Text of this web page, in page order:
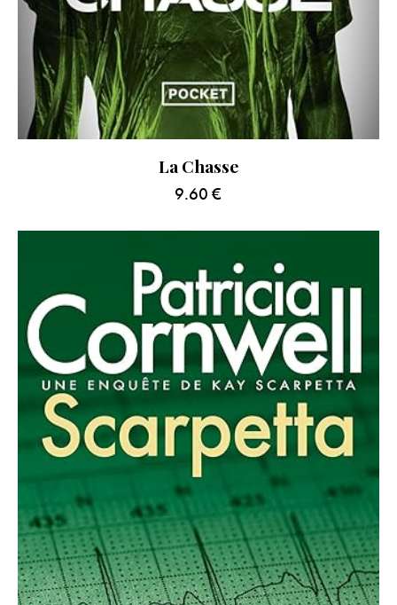
La Chasse
9.60 €